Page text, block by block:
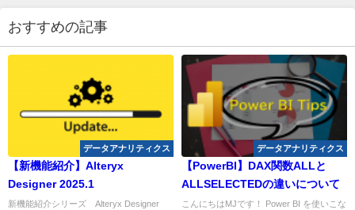
おすすめの記事
データアナリティクス
【新機能紹介】Alteryx
Designer 2025.1
新機能紹介シリーズ Alteryx Designer
データアナリティクス
【PowerBI】DAX関数ALLと
ALLSELECTEDの違いについて
こんにちはMJです！ Power BI を使いこな